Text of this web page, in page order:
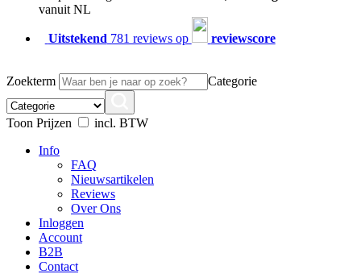
vanuit NL
Uitstekend 781 reviews op reviewscore
Zoekterm Categorie
Toon Prijzen
incl. BTW
Info
FAQ
Nieuwsartikelen
Reviews
Over Ons
Inloggen
Account
B2B
Contact